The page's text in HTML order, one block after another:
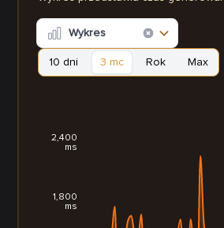
Wykres
10 dni 3 mc Rok Max
1,800
ms
2,400
ms